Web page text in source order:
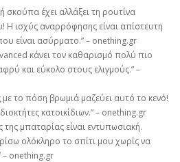
σκούπα έχει αλλάξει τη ρουτίνα
Η ισχύς αναρρόφησης είναι απίστευτη
είναι ασύρματο.” – onething.gr
κάνει τον καθαρισμό πολύ πιο
και εύκολο στους ελιγμούς.” –
με το πόση βρωμιά μαζεύει αυτό το κενό!
κατοικίδιων.” – onething.gr
της μπαταρίας είναι εντυπωσιακή.
ολόκληρο το σπίτι μου χωρίς να
– onething.gr